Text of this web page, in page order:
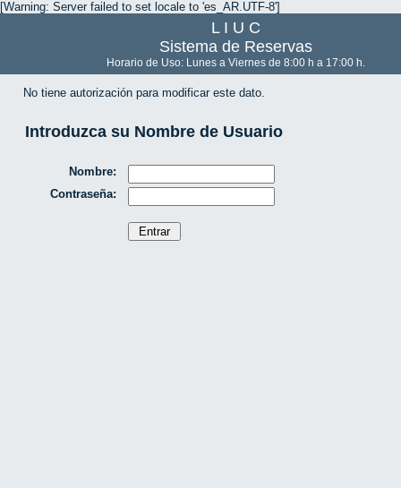
[Warning: Server failed to set locale to 'es_AR.UTF-8']
L I U C
Sistema de Reservas
Horario de Uso: Lunes a Viernes de 8:00 h a 17:00 h.
No tiene autorización para modificar este dato.
Introduzca su Nombre de Usuario
Nombre:
Contraseña: